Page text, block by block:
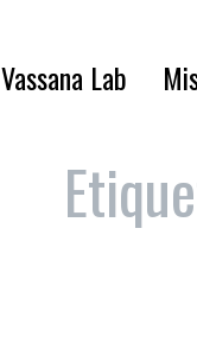
Vassana Lab